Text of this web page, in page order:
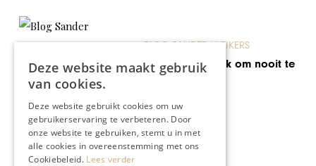
BLOG SANDER KLEIKERS
Een laatste week om nooit te
vergeten
Deze website maakt gebruik
van cookies.
Deze website gebruikt cookies om uw
gebruikerservaring te verbeteren. Door
onze website te gebruiken, stemt u in met
alle cookies in overeenstemming met ons
Cookiebeleid. Lees verder